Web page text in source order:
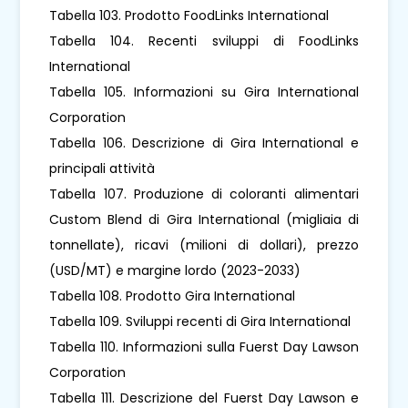
Tabella 103. Prodotto FoodLinks International
Tabella 104. Recenti sviluppi di FoodLinks
International
Tabella 105. Informazioni su Gira International
Corporation
Tabella 106. Descrizione di Gira International e
principali attività
Tabella 107. Produzione di coloranti alimentari
Custom Blend di Gira International (migliaia di
tonnellate), ricavi (milioni di dollari), prezzo
(USD/MT) e margine lordo (2023-2033)
Tabella 108. Prodotto Gira International
Tabella 109. Sviluppi recenti di Gira International
Tabella 110. Informazioni sulla Fuerst Day Lawson
Corporation
Tabella 111. Descrizione del Fuerst Day Lawson e